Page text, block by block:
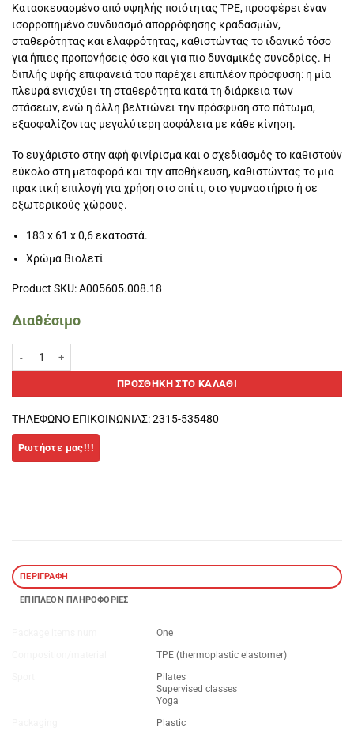
Κατασκευασμένο από υψηλής ποιότητας TPE, προσφέρει έναν
ισορροπημένο συνδυασμό απορρόφησης κραδασμών,
σταθερότητας και ελαφρότητας, καθιστώντας το ιδανικό τόσο
για ήπιες προπονήσεις όσο και για πιο δυναμικές συνεδρίες. Η
διπλής υφής επιφάνειά του παρέχει επιπλέον πρόσφυση: η μία
πλευρά ενισχύει τη σταθερότητα κατά τη διάρκεια των
στάσεων, ενώ η άλλη βελτιώνει την πρόσφυση στο πάτωμα,
εξασφαλίζοντας μεγαλύτερη ασφάλεια με κάθε κίνηση.
Το ευχάριστο στην αφή φινίρισμα και ο σχεδιασμός το καθιστούν
εύκολο στη μεταφορά και την αποθήκευση, καθιστώντας το μια
πρακτική επιλογή για χρήση στο σπίτι, στο γυμναστήριο ή σε
εξωτερικούς χώρους.
183 x 61 x 0,6 εκατοστά.
Χρώμα Βιολετί
Product SKU: A005605.008.18
Διαθέσιμο
ΠΡΟΣΘΉΚΗ ΣΤΟ ΚΑΛΆΘΙ
ΤΗΛΕΦΩΝΟ ΕΠΙΚΟΙΝΩΝΙΑΣ: 2315-535480
ΠΕΡΙΓΡΑΦΉ
ΕΠΙΠΛΈΟΝ ΠΛΗΡΟΦΟΡΊΕΣ
One
TPE (thermoplastic elastomer)
Pilates
Supervised classes
Yoga
Plastic